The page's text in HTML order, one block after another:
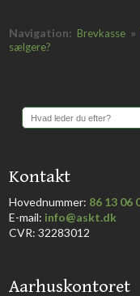
Navigation: Brevkasse »
sælgere?
​Kontakt
Hovednummer: 86 13 06
​E-mail: info@askt.dk
CVR: 32283012
​Aarhuskontoret